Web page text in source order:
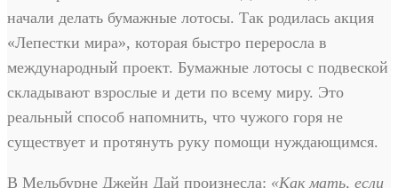
начали делать бумажные лотосы. Так родилась акция
«Лепестки мира», которая быстро переросла в
международный проект. Бумажные лотосы с подвеской
складывают взрослые и дети по всему миру. Это
реальный способ напомнить, что чужого горя не
существует и протянуть руку помощи нуждающимся.
В Мельбурне Джейн Дай произнесла: «Как мать, если